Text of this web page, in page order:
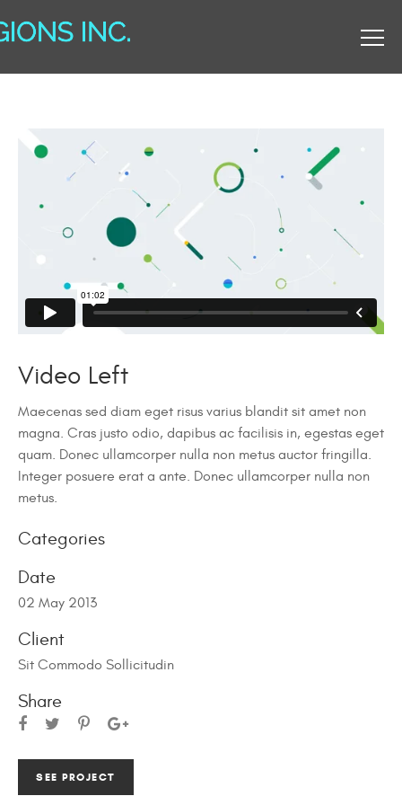
Video Left
Maecenas sed diam eget risus varius blandit sit amet non
magna. Cras justo odio, dapibus ac facilisis in, egestas eget
quam. Donec ullamcorper nulla non metus auctor fringilla.
Integer posuere erat a ante. Donec ullamcorper nulla non
metus.
Categories
Date
02 May 2013
Client
Sit Commodo Sollicitudin
Share
SEE PROJECT